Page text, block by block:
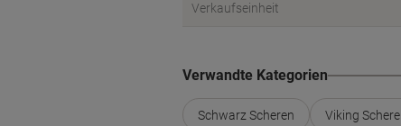
Verkaufseinheit
Verwandte Kategorien
Schwarz Scheren Viking